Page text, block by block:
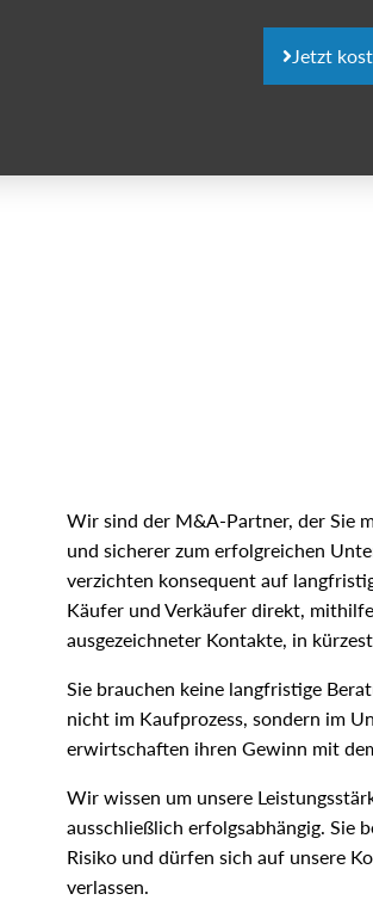
Jetzt
Wir sind der M&A-Partner, der Sie
und sicherer zum erfolgreichen
verzichten konsequent auf
Käufer und Verkäufer direkt,
ausgezeichneter Kontakte, in
Sie brauchen keine langfristige
nicht im Kaufprozess, sondern im
erwirtschaften ihren Gewinn mit
Wir wissen um unsere
ausschließlich erfolgsabhängig. Sie
Risiko und dürfen sich auf unsere
verlassen.